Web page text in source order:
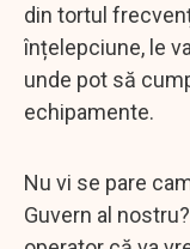
din tortul
înțelepciune, le
unde pot să
echipamente.
Nu vi se pare
Guvern al